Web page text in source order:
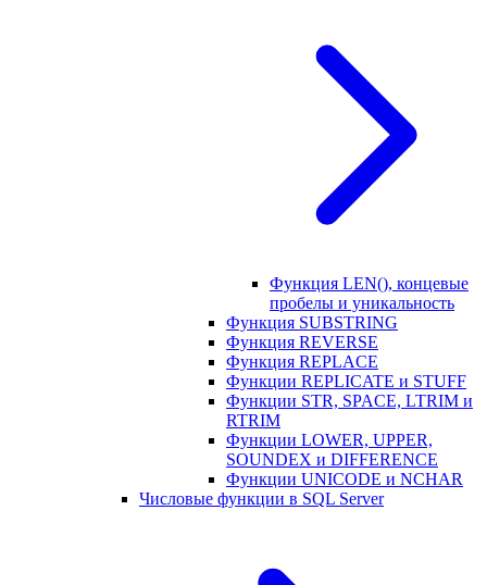
Функция LEN(), концевые
пробелы и уникальность
Функция SUBSTRING
Функция REVERSE
Функция REPLACE
Функции REPLICATE и STUFF
Функции STR, SPACE, LTRIM и
RTRIM
Функции LOWER, UPPER,
SOUNDEX и DIFFERENCE
Функции UNICODE и NCHAR
Числовые функции в SQL Server